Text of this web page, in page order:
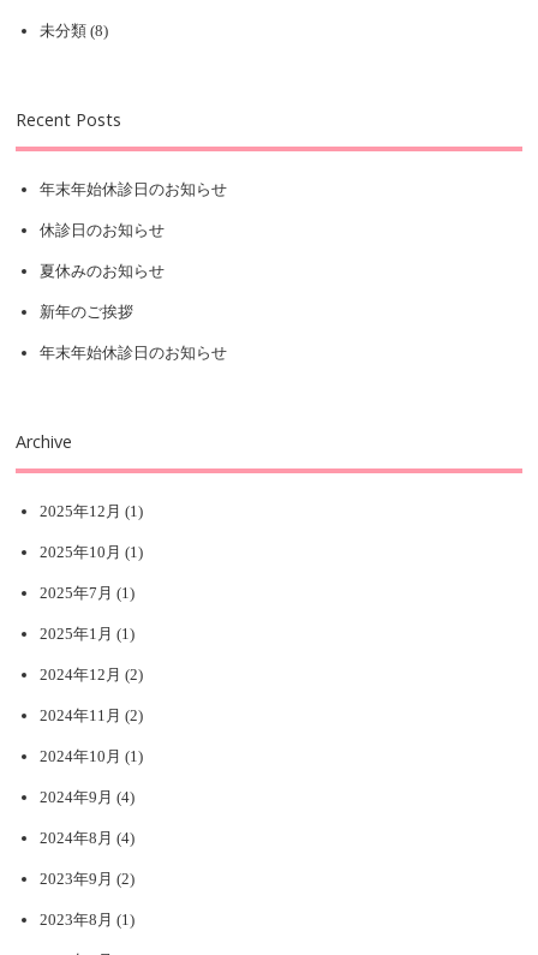
未分類 (8)
Recent Posts
年末年始休診日のお知らせ
休診日のお知らせ
夏休みのお知らせ
新年のご挨拶
年末年始休診日のお知らせ
Archive
2025年12月 (1)
2025年10月 (1)
2025年7月 (1)
2025年1月 (1)
2024年12月 (2)
2024年11月 (2)
2024年10月 (1)
2024年9月 (4)
2024年8月 (4)
2023年9月 (2)
2023年8月 (1)